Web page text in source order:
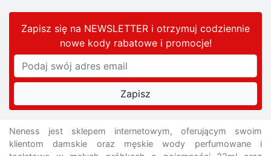
Zapisz się na NEWSLETTER i otrzymuj codziennie
nowe kody rabatowei promocje!
Neness jest sklepem internetowym, oferującym swoim
klientom damskie oraz męskie wody perfumowane i